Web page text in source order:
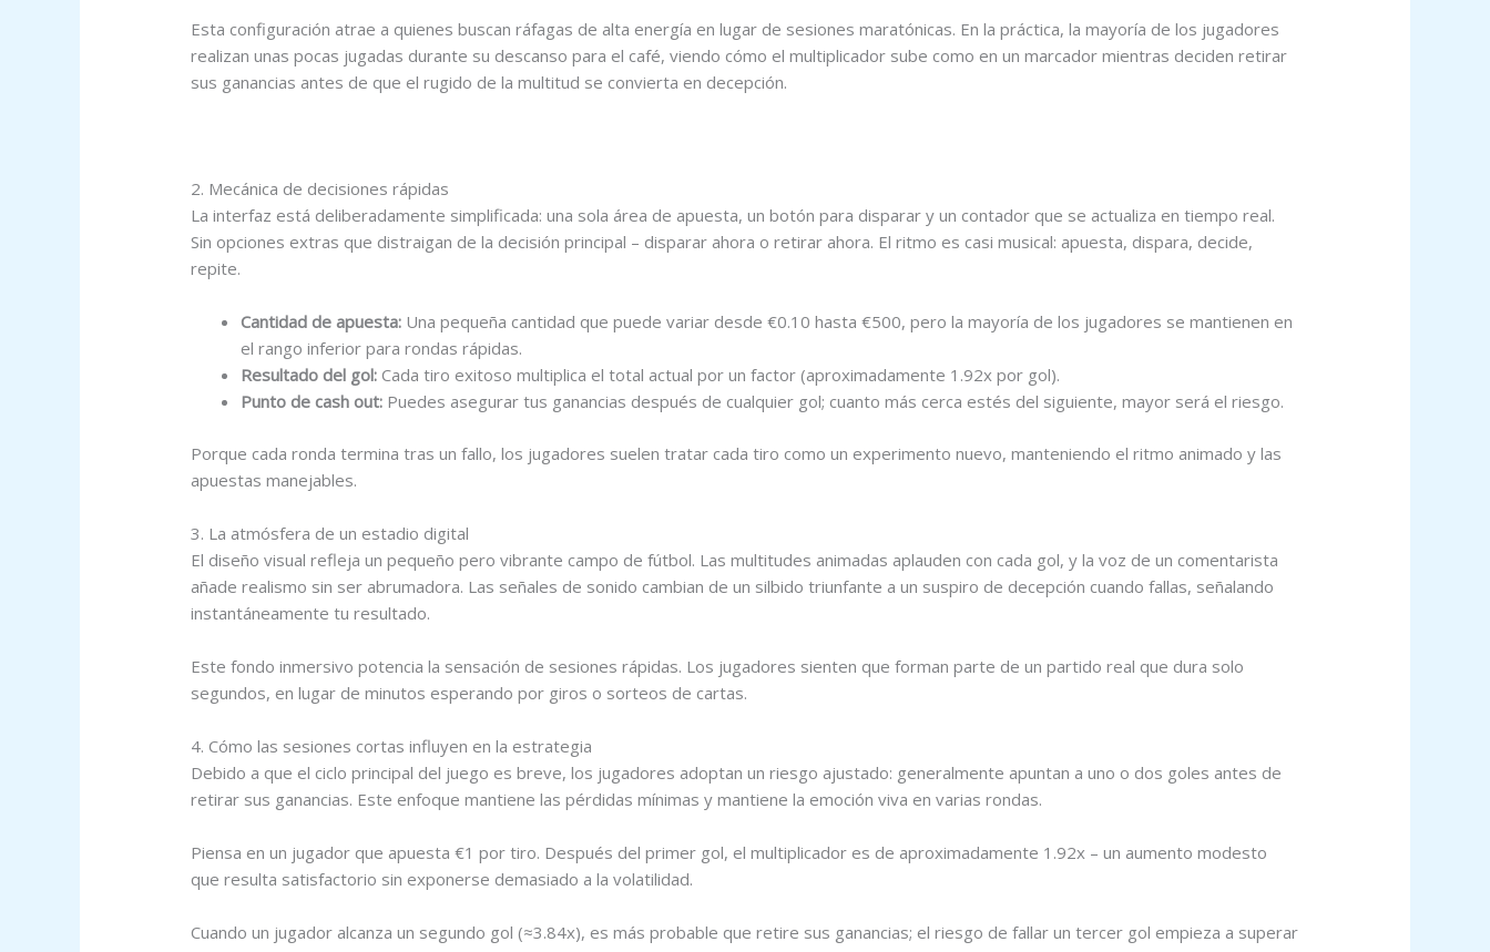
Esta configuración atrae a quienes buscan ráfagas de alta energía en lugar de sesiones maratónicas. En la práctica, la mayoría de los jugadores
realizan unas pocas jugadas durante su descanso para el café, viendo cómo el multiplicador sube como en un marcador mientras deciden retirar
sus ganancias antes de que el rugido de la multitud se convierta en decepción.
2. Mecánica de decisiones rápidas
La interfaz está deliberadamente simplificada: una sola área de apuesta, un botón para disparar y un contador que se actualiza en tiempo real.
Sin opciones extras que distraigan de la decisión principal – disparar ahora o retirar ahora. El ritmo es casi musical: apuesta, dispara, decide,
repite.
Cantidad de apuesta: Una pequeña cantidad que puede variar desde €0.10 hasta €500, pero la mayoría de los jugadores se mantienen en
el rango inferior para rondas rápidas.
Resultado del gol: Cada tiro exitoso multiplica el total actual por un factor (aproximadamente 1.92x por gol).
Punto de cash out: Puedes asegurar tus ganancias después de cualquier gol; cuanto más cerca estés del siguiente, mayor será el riesgo.
Porque cada ronda termina tras un fallo, los jugadores suelen tratar cada tiro como un experimento nuevo, manteniendo el ritmo animado y las
apuestas manejables.
3. La atmósfera de un estadio digital
El diseño visual refleja un pequeño pero vibrante campo de fútbol. Las multitudes animadas aplauden con cada gol, y la voz de un comentarista
añade realismo sin ser abrumadora. Las señales de sonido cambian de un silbido triunfante a un suspiro de decepción cuando fallas, señalando
instantáneamente tu resultado.
Este fondo inmersivo potencia la sensación de sesiones rápidas. Los jugadores sienten que forman parte de un partido real que dura solo
segundos, en lugar de minutos esperando por giros o sorteos de cartas.
4. Cómo las sesiones cortas influyen en la estrategia
Debido a que el ciclo principal del juego es breve, los jugadores adoptan un riesgo ajustado: generalmente apuntan a uno o dos goles antes de
retirar sus ganancias. Este enfoque mantiene las pérdidas mínimas y mantiene la emoción viva en varias rondas.
Piensa en un jugador que apuesta €1 por tiro. Después del primer gol, el multiplicador es de aproximadamente 1.92x – un aumento modesto
que resulta satisfactorio sin exponerse demasiado a la volatilidad.
Cuando un jugador alcanza un segundo gol (≈3.84x), es más probable que retire sus ganancias; el riesgo de fallar un tercer gol empieza a superar